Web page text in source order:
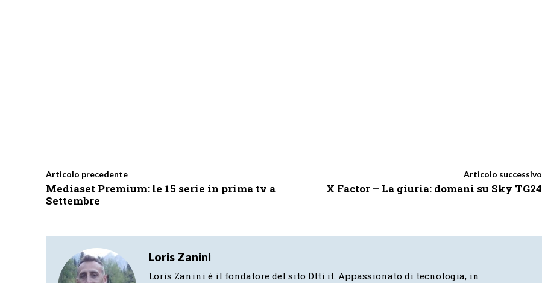
Articolo precedente
Mediaset Premium: le 15 serie in prima tv a
Settembre
Articolo successivo
X Factor – La giuria: domani su Sky TG24
Loris Zanini
Loris Zanini è il fondatore del sito Dtti.it. Appassionato di tecnologia, in